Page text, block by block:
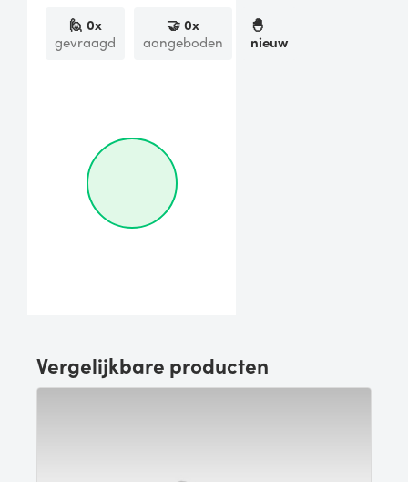
🙋 0x
gevraagd
🤝0x
aangeboden
🐣
nieuw
Vergelijkbare producten